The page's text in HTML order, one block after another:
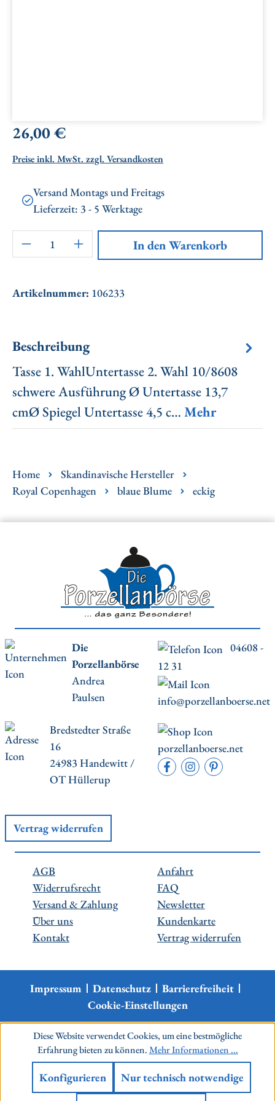
Regulärer Preis:
26,00 €
Preise inkl. MwSt. zzgl. Versandkosten
Versand Montags und Freitags
Lieferzeit: 3 - 5 Werktage
Artikel Anzahl: Gib den gewünschten
In den Warenkorb
Artikelnummer: 106233
Beschreibung
Tasse 1. WahlUntertasse 2. Wahl 10/8608
schwere Ausführung Ø Untertasse 13,7
cmØ Spiegel Untertasse 4,5 c… Mehr
Home
Skandinavische Hersteller
Royal Copenhagen
blaue Blume eckig
Die
Porzellanbörse
Andrea
Paulsen
04608 -
12 31
info@porzellanboerse.net
Bredstedter Straße
16
24983 Handewitt /
OT Hüllerup
porzellanboerse.net
Vertrag widerrufen
AGB
Widerrufsrecht
Versand & Zahlung
Über uns
Kontakt
Anfahrt
FAQ
Newsletter
Kundenkarte
Vertrag widerrufen
Impressum Datenschutz
Barrierefreiheit
Cookie-Einstellungen
Diese Website verwendet Cookies, um eine bestmögliche
Erfahrung bieten zu können.Mehr Informationen ...
Nur technisch notwendige
Konfigurieren